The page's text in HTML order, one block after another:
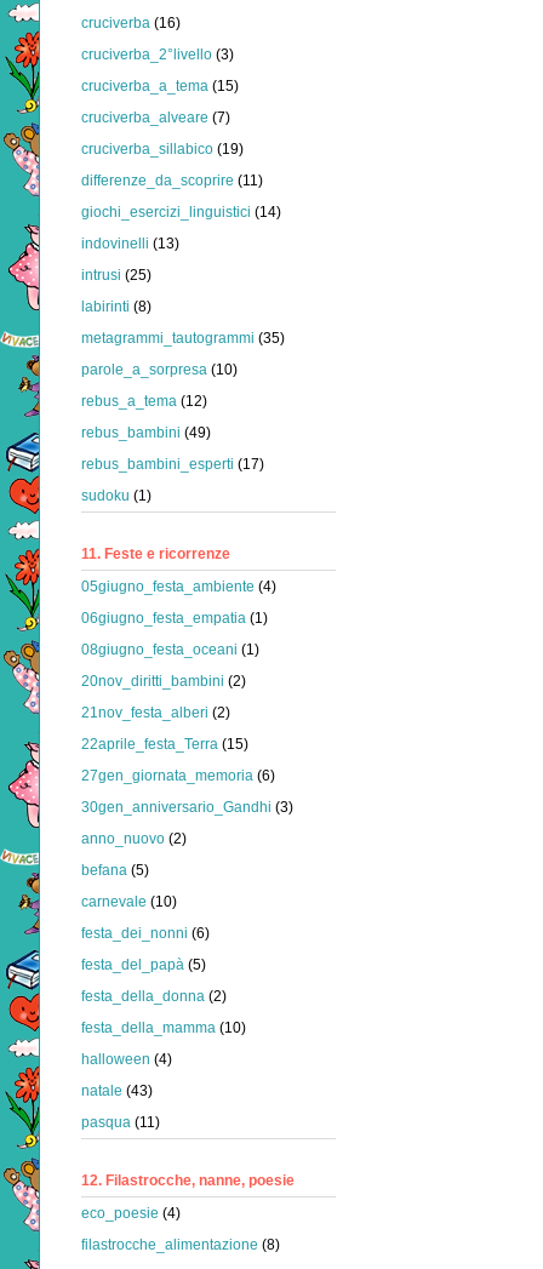
cruciverba (16)
cruciverba_2°livello (3)
cruciverba_a_tema (15)
cruciverba_alveare (7)
cruciverba_sillabico (19)
differenze_da_scoprire (11)
giochi_esercizi_linguistici (14)
indovinelli (13)
intrusi (25)
labirinti (8)
metagrammi_tautogrammi (35)
parole_a_sorpresa (10)
rebus_a_tema (12)
rebus_bambini (49)
rebus_bambini_esperti (17)
sudoku (1)
11. Feste e ricorrenze
05giugno_festa_ambiente (4)
06giugno_festa_empatia (1)
08giugno_festa_oceani (1)
20nov_diritti_bambini (2)
21nov_festa_alberi (2)
22aprile_festa_Terra (15)
27gen_giornata_memoria (6)
30gen_anniversario_Gandhi (3)
anno_nuovo (2)
befana (5)
carnevale (10)
festa_dei_nonni (6)
festa_del_papà (5)
festa_della_donna (2)
festa_della_mamma (10)
halloween (4)
natale (43)
pasqua (11)
12. Filastrocche, nanne, poesie
eco_poesie (4)
filastrocche_alimentazione (8)